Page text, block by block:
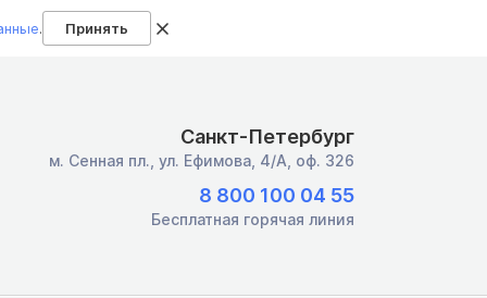
. Принять
Санкт-Петербург
м. Сенная пл., ул. Ефимова, 4/А, оф. 326
8 800 100 04 55
Бесплатная горячая линия